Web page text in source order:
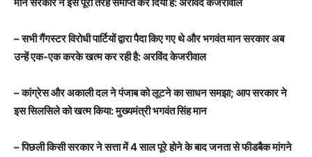
– सभी गैंगस्टर विरोधी पार्टियों द्वारा पैदा किए गए थे और भगवंत मान सरकार अब
उन्हें एक-एक करके खत्म कर रही है: अरविंद केजरीवाल
– कांग्रेस और अकाली दल ने पंजाब को लूटने का साधन समझा; आप सरकार ने
इस सिलसिले को खत्म किया: मुख्यमंत्री भगवंत सिंह मान
– पिछली किसी सरकार ने सत्ता में 4 साल पूरे होने के बाद जनता से फीडबैक मांगने